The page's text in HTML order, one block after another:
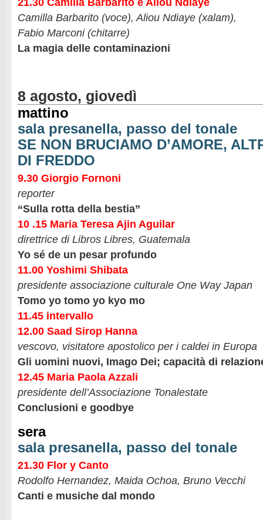
21.30 Camilla Barbarito e Aliou Ndiaye
Camilla Barbarito (voce), Aliou Ndiaye (xalam),
Fabio Marconi (chitarre)
La magia delle contaminazioni
8 agosto, giovedì
mattino
sala presanella, passo del tonale
SE NON BRUCIAMO D’AMORE,
DI FREDDO
9.30 Giorgio Fornoni
reporter
“Sulla rotta della bestia”
10 .15 Maria Teresa Ajin Aguilar
direttrice di Libros Libres, Guatemala
Yo sé de un pesar profundo
11.00 Yoshimi Shibata
presidente associazione culturale One Way Japan
Tomo yo tomo yo kyo mo
11.45 intervallo
12.00 Saad Sirop Hanna
vescovo, visitatore apostolico per i caldei in Europa
Gli uomini nuovi, Imago Dei; capacità di
12.45 Maria Paola Azzali
presidente dell’Associazione Tonalestate
Conclusioni e goodbye
sera
sala presanella, passo del tonale
21.30 Flor y Canto
Rodolfo Hernandez, Maida Ochoa, Bruno Vecchi
Canti e musiche dal mondo